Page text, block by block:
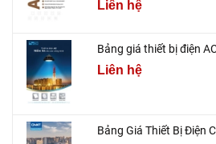
Liên hệ
Bảng giá thiết bị điện
Liên hệ
Bảng Giá Thiết Bị Điện